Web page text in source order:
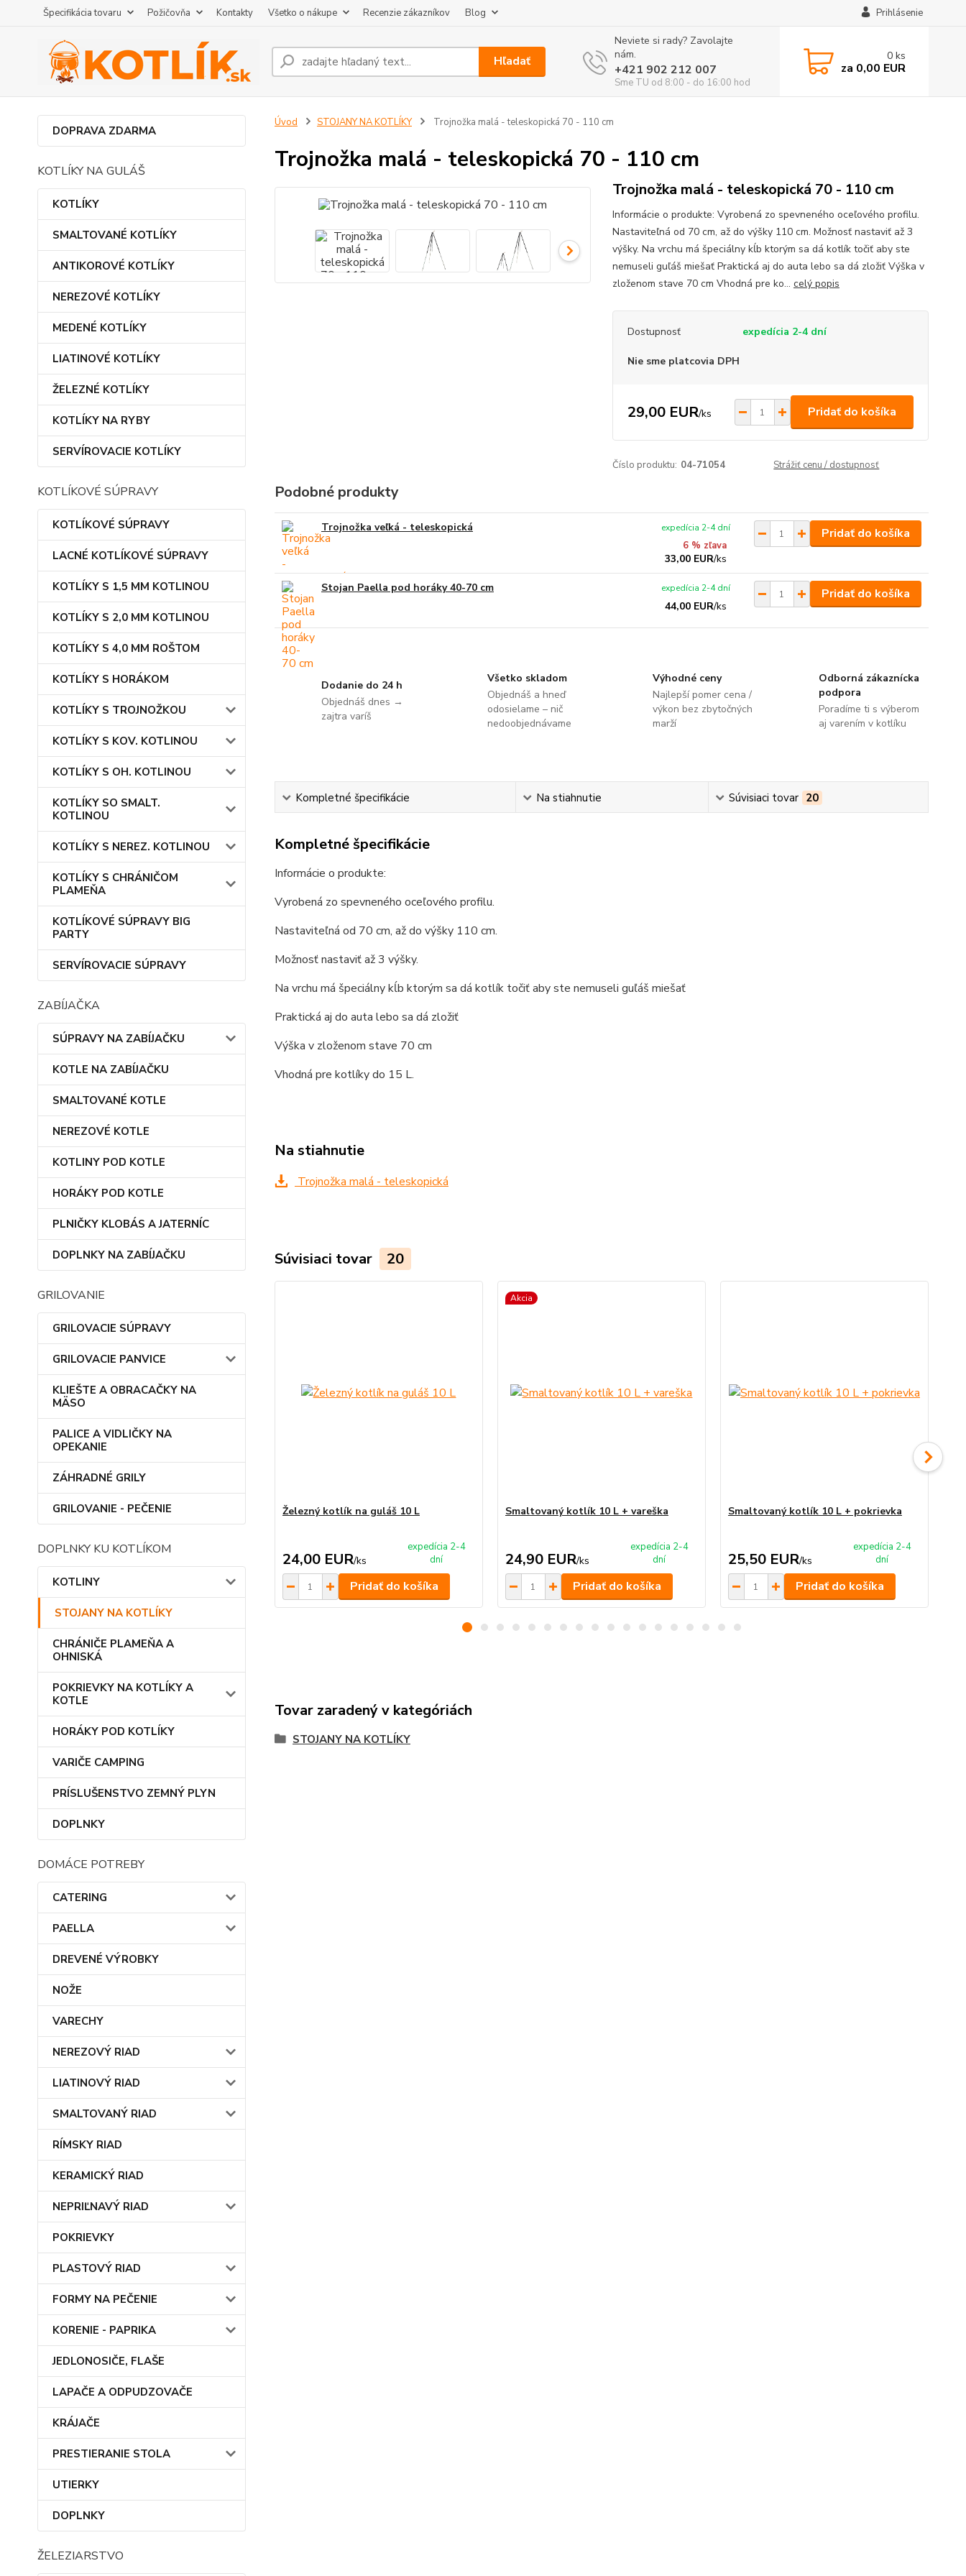
Špecifikácia tovaru Požičovňa Kontakty Všetko o nákupe Recenzie zákazníkov Blog Prihlásenie
Hľadať
Neviete si rady? Zavolajte
nám.
+421 902 212 007
Sme TU od 8:00 - do 16:00 hod
0 ks
za 0,00 EUR
DOPRAVA ZDARMA
KOTLÍKY NA GULÁŠ
KOTLÍKY
SMALTOVANÉ KOTLÍKY
ANTIKOROVÉ KOTLÍKY
NEREZOVÉ KOTLÍKY
MEDENÉ KOTLÍKY
LIATINOVÉ KOTLÍKY
ŽELEZNÉ KOTLÍKY
KOTLÍKY NA RYBY
SERVÍROVACIE KOTLÍKY
KOTLÍKOVÉ SÚPRAVY
KOTLÍKOVÉ SÚPRAVY
LACNÉ KOTLÍKOVÉ SÚPRAVY
KOTLÍKY S 1,5 MM KOTLINOU
KOTLÍKY S 2,0 MM KOTLINOU
KOTLÍKY S 4,0 MM ROŠTOM
KOTLÍKY S HORÁKOM
KOTLÍKY S TROJNOŽKOU
KOTLÍKY S KOV. KOTLINOU
KOTLÍKY S OH. KOTLINOU
KOTLÍKY SO SMALT.
KOTLINOU
KOTLÍKY S NEREZ. KOTLINOU
KOTLÍKY S CHRÁNIČOM
PLAMEŇA
KOTLÍKOVÉ SÚPRAVY BIG
PARTY
SERVÍROVACIE SÚPRAVY
ZABÍJAČKA
SÚPRAVY NA ZABÍJAČKU
KOTLE NA ZABÍJAČKU
SMALTOVANÉ KOTLE
NEREZOVÉ KOTLE
KOTLINY POD KOTLE
HORÁKY POD KOTLE
PLNIČKY KLOBÁS A JATERNÍC
DOPLNKY NA ZABÍJAČKU
GRILOVANIE
GRILOVACIE SÚPRAVY
GRILOVACIE PANVICE
KLIEŠTE A OBRACAČKY NA
MÄSO
PALICE A VIDLIČKY NA
OPEKANIE
ZÁHRADNÉ GRILY
GRILOVANIE - PEČENIE
DOPLNKY KU KOTLÍKOM
KOTLINY
STOJANY NA KOTLÍKY
CHRÁNIČE PLAMEŇA A
OHNISKÁ
POKRIEVKY NA KOTLÍKY A
KOTLE
HORÁKY POD KOTLÍKY
VARIČE CAMPING
PRÍSLUŠENSTVO ZEMNÝ PLYN
DOPLNKY
DOMÁCE POTREBY
CATERING
PAELLA
DREVENÉ VÝROBKY
NOŽE
VARECHY
NEREZOVÝ RIAD
LIATINOVÝ RIAD
SMALTOVANÝ RIAD
RÍMSKY RIAD
KERAMICKÝ RIAD
NEPRIĽNAVÝ RIAD
POKRIEVKY
PLASTOVÝ RIAD
FORMY NA PEČENIE
KORENIE - PAPRIKA
JEDLONOSIČE, FLAŠE
LAPAČE A ODPUDZOVAČE
KRÁJAČE
PRESTIERANIE STOLA
UTIERKY
DOPLNKY
ŽELEZIARSTVO
Úvod STOJANY NA KOTLÍKY Trojnožka malá - teleskopická 70 - 110 cm
Trojnožka malá - teleskopická 70 - 110 cm
Trojnožka malá - teleskopická 70 - 110 cm
Informácie o produkte: Vyrobená zo spevneného oceľového profilu.
Nastaviteľná od 70 cm, až do výšky 110 cm. Možnosť nastaviť až 3
výšky. Na vrchu má špeciálny kĺb ktorým sa dá kotlík točiť aby ste
nemuseli guľáš miešať Praktická aj do auta lebo sa dá zložiť Výška v
zloženom stave 70 cm Vhodná pre ko... celý popis
Dostupnosť expedícia 2-4 dní
Nie sme platcovia DPH
29,00 EUR/ks Pridať do košíka
Číslo produktu: 04-71054 Strážiť cenu / dostupnosť
Podobné produkty
Trojnožka veľká - teleskopická
6 % zľava
33,00 EUR/ks
expedícia 2-4 dní Pridať do košíka
Stojan Paella pod horáky 40-70 cm
44,00 EUR/ks
expedícia 2-4 dní Pridať do košíka
Dodanie do 24 h
Objednáš dnes →
zajtra varíš
Všetko skladom
Objednáš a hneď
odosielame – nič
nedoobjednávame
Výhodné ceny
Najlepší pomer cena /
výkon bez zbytočných
marží
Odborná zákaznícka
podpora
Poradíme ti s výberom
aj varením v kotlíku
Kompletné špecifikácie Na stiahnutie Súvisiaci tovar 20
Kompletné špecifikácie
Informácie o produkte:
Vyrobená zo spevneného oceľového profilu.
Nastaviteľná od 70 cm, až do výšky 110 cm.
Možnosť nastaviť až 3 výšky.
Na vrchu má špeciálny kĺb ktorým sa dá kotlík točiť aby ste nemuseli guľáš miešať
Praktická aj do auta lebo sa dá zložiť
Výška v zloženom stave 70 cm
Vhodná pre kotlíky do 15 L.
Na stiahnutie
Trojnožka malá - teleskopická
Súvisiaci tovar 20
Železný kotlík na guláš 10 L
24,00 EUR/ks
expedícia 2-4
dní
Pridať do košíka
Akcia
Smaltovaný kotlík 10 L + vareška
24,90 EUR/ks
expedícia 2-4
dní
Pridať do košíka
Smaltovaný kotlík 10 L + pokrievka
25,50 EUR/ks
expedícia 2-4
dní
Pridať do košíka
Tovar zaradený v kategóriách
STOJANY NA KOTLÍKY